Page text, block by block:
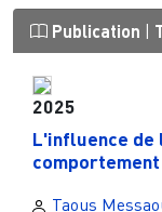
Publication
2025
L'influence de
Taous